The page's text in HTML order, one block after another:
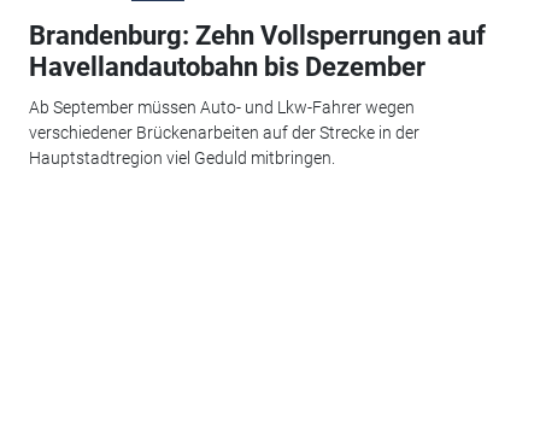
Brandenburg: Zehn Vollsperrungen auf
Havellandautobahn bis Dezember
Ab September müssen Auto- und Lkw-Fahrer wegen
verschiedener Brückenarbeiten auf der Strecke in der
Hauptstadtregion viel Geduld mitbringen.